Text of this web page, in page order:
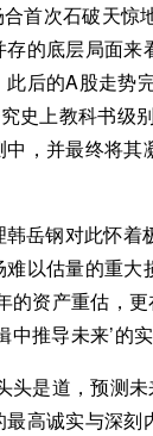
首次石破天惊
的底层局面
后的A股走势
史上教科书级
，并最终将
岳钢对此怀
以估量的重
资产重估，
推导未来’的
是道，预测
高诚实与深刻